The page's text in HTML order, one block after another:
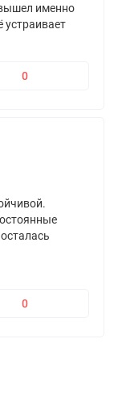
именно
устраивает
0
0